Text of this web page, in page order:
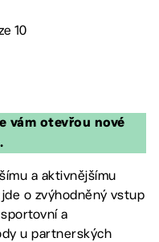
10
vám otevřou nové
a aktivnějšímu
o zvýhodněný vstup
a
u partnerských